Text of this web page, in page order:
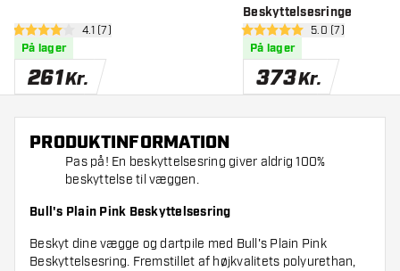
åbn anmeldelsespanel
4.1 bedømmelsesstjerner
4.1 (7)
På lager
261Kr.
Beskyttelsesringe
åbn
5 bedømmelsesstjerner
5.0 (7)
På lager
373Kr.
PRODUKTINFORMATION
Pas på! En beskyttelsesring giver aldrig 100%
beskyttelse til væggen.
Bull's Plain Pink Beskyttelsesring
Beskyt dine vægge og dartpile med Bull's Plain Pink
Beskyttelsesring. Fremstillet af højkvalitets polyurethan,